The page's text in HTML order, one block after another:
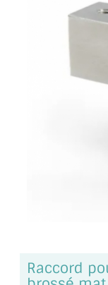
SUIVI DE DEVIS
SUIVI DE
TOUS LES
GUIDE :
INSPIRATIONS
MIROIR VIEILLI
Raccord